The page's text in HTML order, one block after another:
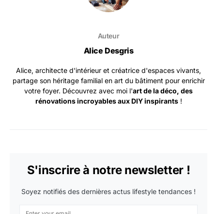
Auteur
Alice Desgris
Alice, architecte d'intérieur et créatrice d'espaces vivants,
partage son héritage familial en art du bâtiment pour enrichir
votre foyer. Découvrez avec moi l'art de la déco, des
rénovations incroyables aux DIY inspirants!
S'inscrire à notre newsletter !
Soyez notifiés des dernières actus lifestyle tendances !